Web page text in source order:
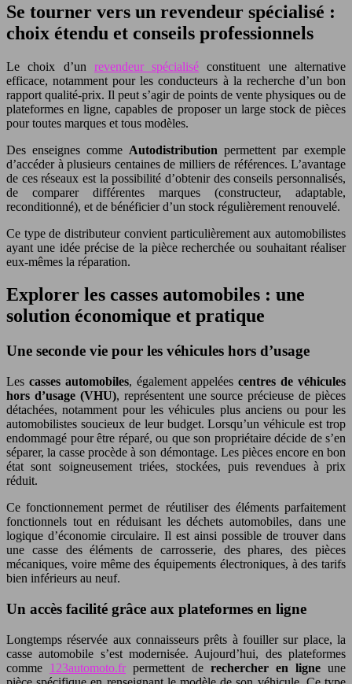
Se tourner vers un revendeur spécialisé :
choix étendu et conseils professionnels
Le choix d’un revendeur spécialisé constituent une alternative
efficace, notamment pour les conducteurs à la recherche d’un bon
rapport qualité-prix. Il peut s’agir de points de vente physiques ou de
plateformes en ligne, capables de proposer un large stock de pièces
pour toutes marques et tous modèles.
Des enseignes comme Autodistribution permettent par exemple
d’accéder à plusieurs centaines de milliers de références. L’avantage
de ces réseaux est la possibilité d’obtenir des conseils personnalisés,
de comparer différentes marques (constructeur, adaptable,
reconditionné), et de bénéficier d’un stock régulièrement renouvelé.
Ce type de distributeur convient particulièrement aux automobilistes
ayant une idée précise de la pièce recherchée ou souhaitant réaliser
eux-mêmes la réparation.
Explorer les casses automobiles : une
solution économique et pratique
Une seconde vie pour les véhicules hors d’usage
Les casses automobiles, également appeléescentres de véhicules
hors d’usage (VHU), représentent une source précieuse de pièces
détachées, notamment pour les véhicules plus anciens ou pour les
automobilistes soucieux de leur budget. Lorsqu’un véhicule est trop
endommagé pour être réparé, ou que son propriétaire décide de s’en
séparer, la casse procède à son démontage. Les pièces encore en bon
état sont soigneusement triées, stockées, puis revendues à prix
réduit.
Ce fonctionnement permet de réutiliser des éléments parfaitement
fonctionnels tout en réduisant les déchets automobiles, dans une
logique d’économie circulaire. Il est ainsi possible de trouver dans
une casse des éléments de carrosserie, des phares, des pièces
mécaniques, voire même des équipements électroniques, à des tarifs
bien inférieurs au neuf.
Un accès facilité grâce aux plateformes en ligne
Longtemps réservée aux connaisseurs prêts à fouiller sur place, la
casse automobile s’est modernisée. Aujourd’hui, des plateformes
comme 123automoto.frpermettent de rechercher en ligne une